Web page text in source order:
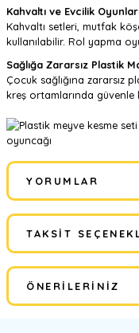
Kahvaltı ve Evcilik
Kahvaltı setleri, mutfak
kullanılabilir. Rol yapma
Sağlığa Zararsız Plastik
Çocuk sağlığına zararsız
kreş ortamlarında güvenle
YORUMLAR
Bu
TAKSIT
ÖNERILERINIZ